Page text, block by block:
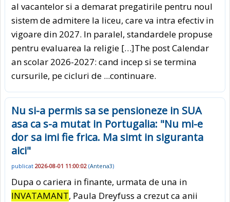
al vacantelor si a demarat pregatirile pentru noul
sistem de admitere la liceu, care va intra efectiv in
vigoare din 2027. In paralel, standardele propuse
pentru evaluarea la religie […]The post Calendar
an scolar 2026-2027: cand incep si se termina
cursurile, pe cicluri de ...continuare.
Nu si-a permis sa se pensioneze in SUA
asa ca s-a mutat in Portugalia: "Nu mi-e
dor sa imi fie frica. Ma simt in siguranta
aici"
publicat 2026-08-01 11:00:02 (Antena3)
Dupa o cariera in finante, urmata de una in
INVATAMANT, Paula Dreyfuss a crezut ca anii